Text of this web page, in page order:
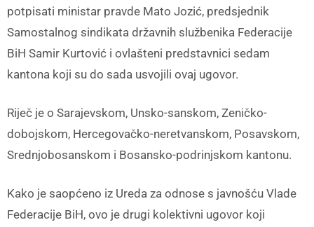
potpisati ministar pravde Mato Jozić, predsjednik
Samostalnog sindikata državnih službenika Federacije
BiH Samir Kurtović i ovlašteni predstavnici sedam
kantona koji su do sada usvojili ovaj ugovor.
Riječ je o Sarajevskom, Unsko-sanskom, Zeničko-
dobojskom, Hercegovačko-neretvanskom, Posavskom,
Srednjobosanskom i Bosansko-podrinjskom kantonu.
Kako je saopćeno iz Ureda za odnose s javnošću Vlade
Federacije BiH, ovo je drugi kolektivni ugovor koji